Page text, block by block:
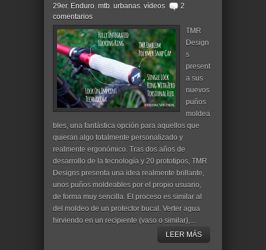
29er, Enduro, mtb, urbanas, vídeos
2
comentarios
TMR
Design
s
present
a sus
nuevos
puños
moldea
bles, una fantástica opción para aquellos que
quieran algo totalmente personalizado y
realmente ergonómico. Tras dos años de
desarrollo de la tecnología y 20 prototipos, TMR
Designs presenta una idea realmente brillante,
unos puños moldeables por el propio usuario,
de forma muy sencilla. El proceso es similar al
del moldeo de un protector bucal. Verter agua
hirviendo en un recipiente (vaso o similar),...
LEER MÁS